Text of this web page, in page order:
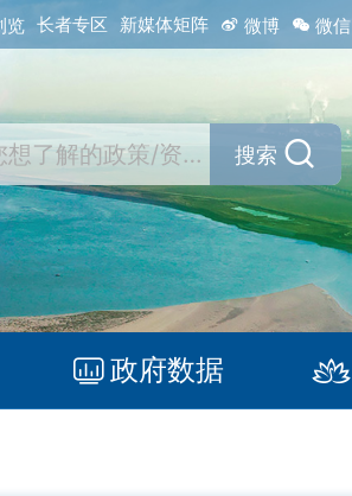
览 长者专区 新媒体矩阵 微博 微信
搜索
政府数据